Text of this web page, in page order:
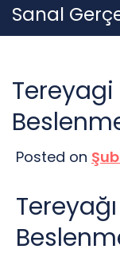
Skip
to
Sanal
Posted on